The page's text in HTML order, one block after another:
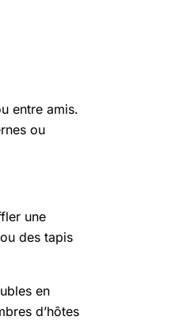
entre amis.
ou
une
des tapis
en
d’hôtes